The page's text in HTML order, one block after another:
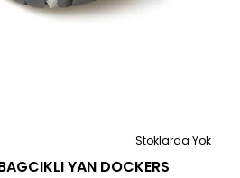
Stoklarda Yok
YAN DOCKERS